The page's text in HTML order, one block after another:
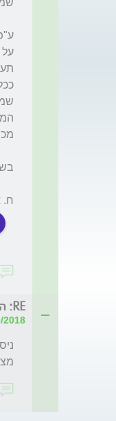
ח.
RE: התאמת מכשיר לירידת שמיעה
27/10/2018 |